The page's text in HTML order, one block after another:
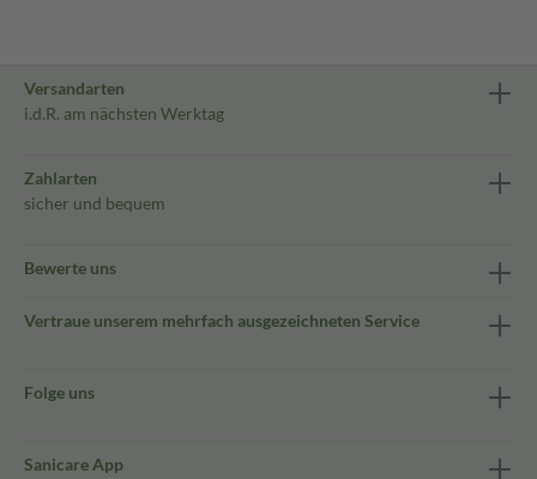
Versandarten
i.d.R. am nächsten Werktag
Zahlarten
sicher und bequem
Bewerte uns
Vertraue unserem mehrfach ausgezeichneten Service
Folge uns
Sanicare App